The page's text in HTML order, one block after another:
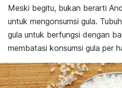
Meski begitu, bukan berarti
untuk mengonsumsi gula.
gula untuk berfungsi dengan
membatasi konsumsi gula per